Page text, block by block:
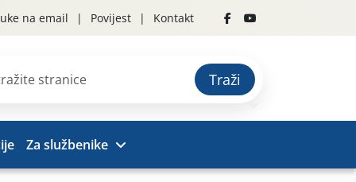
na email Povijest Kontakt
Traži
Za službenike